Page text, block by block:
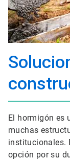
El hormigón es
muchas
institucionales.
opción por su